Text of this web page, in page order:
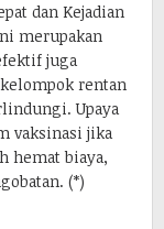
dan Kejadian
merupakan
juga
rentan
Upaya
vaksinasi jika
hemat biaya,
(*)